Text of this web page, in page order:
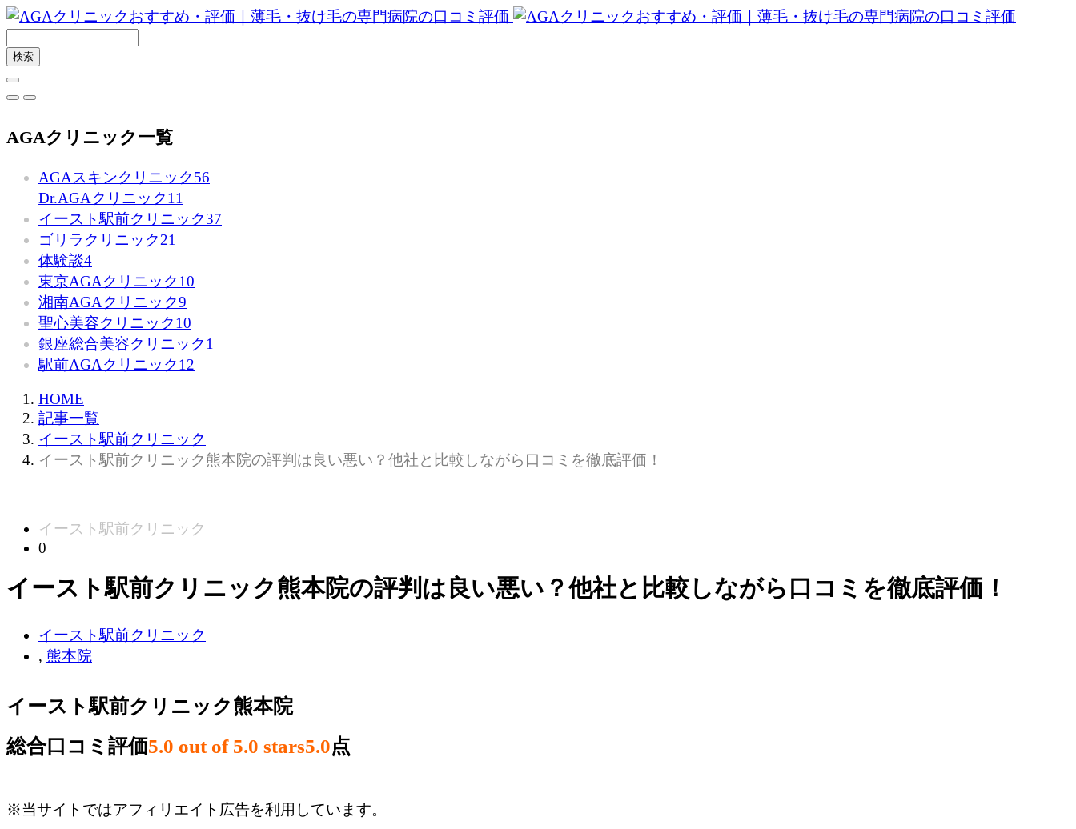
AGAクリニック一覧
AGAスキンクリニック56
Dr.AGAクリニック11
イースト駅前クリニック37
ゴリラクリニック21
体験談4
東京AGAクリニック10
湘南AGAクリニック9
聖心美容クリニック10
銀座総合美容クリニック1
駅前AGAクリニック12
HOME
記事一覧
イースト駅前クリニック
イースト駅前クリニック熊本院の評判は良い悪い？他社と比較しながら口コミを徹底評価！
イースト駅前クリニック
0
イースト駅前クリニック熊本院の評判は良い悪い？他社と比較しながら口コミを徹底評価！
イースト駅前クリニック
, 熊本院
イースト駅前クリニック熊本院
総合口コミ評価5.0 out of 5.0 stars5.0点
※当サイトではアフィリエイト広告を利用しています。